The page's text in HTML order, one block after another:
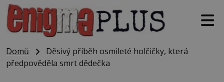
Domů
Děsivý příběh osmileté holčičky, která
předpověděla smrt dědečka